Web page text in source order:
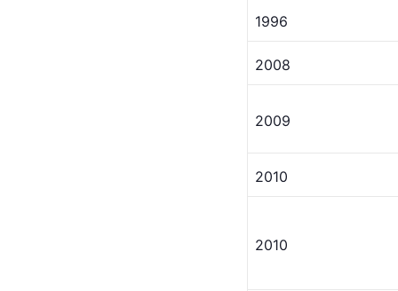
1996
2008
2009
2010
2010